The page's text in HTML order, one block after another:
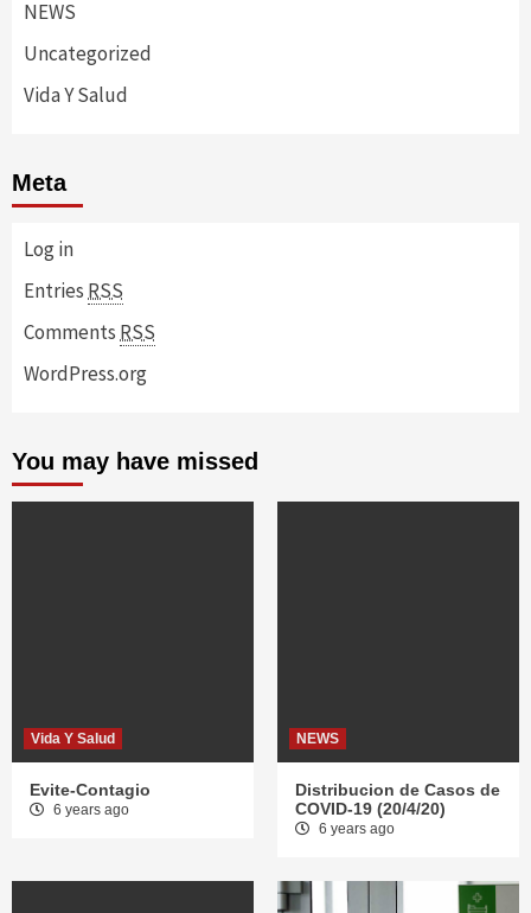
NEWS
Uncategorized
Vida Y Salud
Meta
Log in
Entries RSS
Comments RSS
WordPress.org
You may have missed
Vida Y Salud
Evite-Contagio
6 years ago
NEWS
Distribucion de Casos de
COVID-19 (20/4/20)
6 years ago